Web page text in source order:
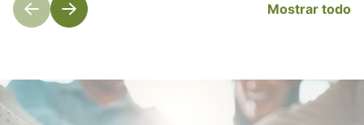
Mostrar todo